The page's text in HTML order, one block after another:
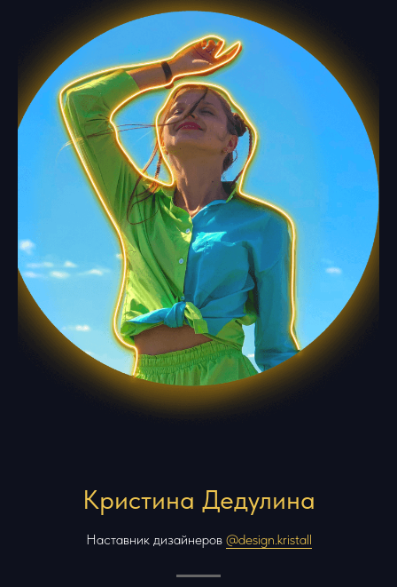
Кристина Дедулина
Наставник дизайнеров @design.kristall